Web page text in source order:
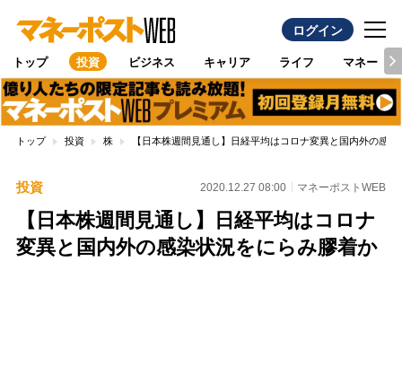
ログイン
トップ 投資 ビジネス キャリア ライフ マネー
トップ 投資 株 【日本株週間見通し】日経平均はコロナ変異と国内外の感
投資 2020.12.27 08:00 マネーポストWEB
【日本株週間見通し】日経平均はコロナ
変異と国内外の感染状況をにらみ膠着か